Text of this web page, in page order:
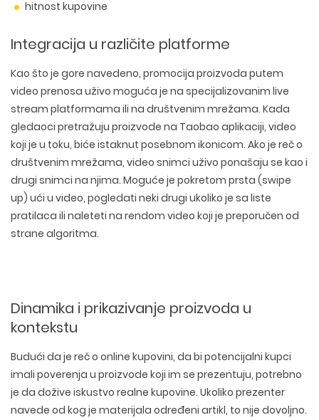
hitnost kupovine
Integracija u različite platforme
Kao što je gore navedeno, promocija proizvoda putem
video prenosa uživo moguća je na specijalizovanim live
stream platformama ili na društvenim mrežama. Kada
gledaoci pretražuju proizvode na Taobao aplikaciji, video
koji je u toku, biće istaknut posebnom ikonicom. Ako je reč o
društvenim mrežama, video snimci uživo ponašaju se kao i
drugi snimci na njima. Moguće je pokretom prsta (swipe
up) ući u video, pogledati neki drugi ukoliko je sa liste
pratilaca ili naleteti na rendom video koji je preporučen od
strane algoritma.
Dinamika i prikazivanje proizvoda u
kontekstu
Budući da je reč o online kupovini, da bi potencijalni kupci
imali poverenja u proizvode koji im se prezentuju, potrebno
je da dožive iskustvo realne kupovine. Ukoliko prezenter
navede od kog je materijala određeni artikl, to nije dovoljno.